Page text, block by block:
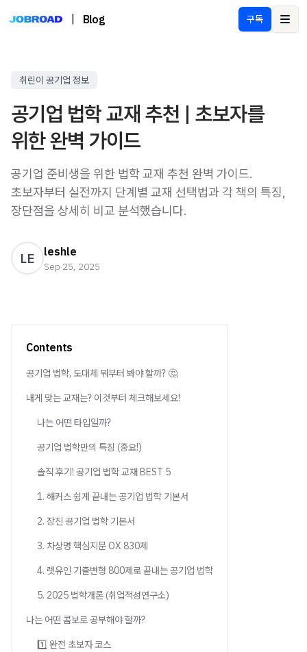
Blog 구독
취린이 공기업 정보
공기업 법학 교재 추천 | 초보자를
위한 완벽 가이드
공기업 준비생을 위한 법학 교재 추천 완벽 가이드.
초보자부터 실전까지 단계별 교재 선택법과 각 책의 특징,
장단점을 상세히 비교 분석했습니다.
LE leshle
Sep 25, 2025
Contents
공기업 법학, 도대체 뭐부터 봐야 할까? 🤔
내게 맞는 교재는? 이것부터 체크해보세요!
나는 어떤 타입일까?
공기업 법학만의 특징 (중요!)
솔직 후기! 공기업 법학 교재 BEST 5
1. 해커스 쉽게 끝내는 공기업 법학 기본서
2. 장진 공기업 법학 기본서
3. 차상명 핵심지문 OX 830제
4. 렛유인 기출변형 800제로 끝내는 공기업 법학
5. 2025 법학개론 (취업적성연구소)
나는 어떤 콤보로 공부해야 할까?
1️⃣ 완전 초보자 코스